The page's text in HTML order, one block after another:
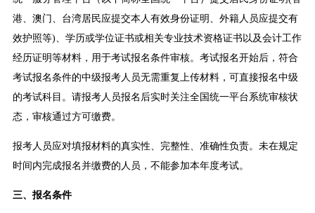
港、澳门、台湾居民应提交本人有效身份证明、外籍人员应提交有
效护照等)、学历或学位证书或相关专业技术资格证书以及会计工作
经历证明等材料，用于考试报名条件审核。考试报名开始后，符合
考试报名条件的中级报考人员无需重复上传材料，可直接报名中级
的考试科目。请报考人员报名后实时关注全国统一平台系统审核状
态，审核通过方可缴费。
报考人员应对填报材料的真实性、完整性、准确性负责。未在规定
时间内完成报名并缴费的人员，不能参加本年度考试。
三、报名条件